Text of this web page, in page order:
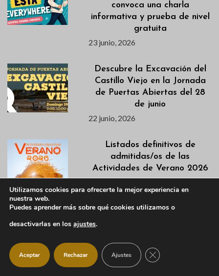
convoca una charla
informativa y prueba de nivel
gratuita
23 junio, 2026
Descubre la Excavación del
Castillo Viejo en la Jornada
de Puertas Abiertas del 28
de junio
22 junio, 2026
Listados definitivos de
admitidas/os de las
Actividades de Verano 2026
La Escuela de Talentos de
IM21 llega a Manzanares El
22 junio, 2026
Utilizamos cookies para ofrecerte la mejor experiencia en
nuestra web.
Puedes aprender más sobre qué cookies utilizamos o
desactivarlas en los ajustes.
Aceptar Rechazar Ajustes CERRAR EL